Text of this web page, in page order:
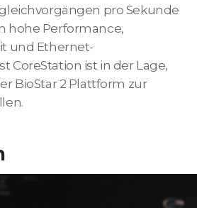
pro Sekunde
hohe Performance,
und Ethernet-
CoreStation ist in der Lage,
BioStar 2 Plattform zur